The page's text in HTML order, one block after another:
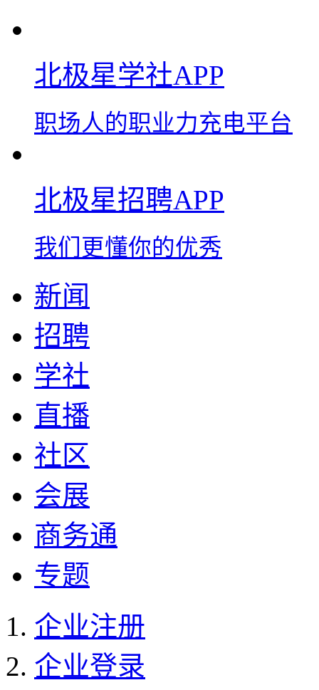
北极星学社APP
职场人的职业力充电平台
北极星招聘APP
我们更懂你的优秀
新闻
招聘
学社
直播
社区
会展
商务通
专题
企业注册
企业登录